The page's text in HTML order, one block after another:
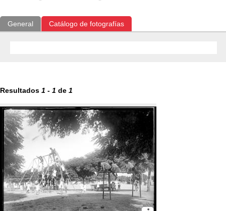
General Catálogo de fotografías
Resultados 1 - 1 de 1